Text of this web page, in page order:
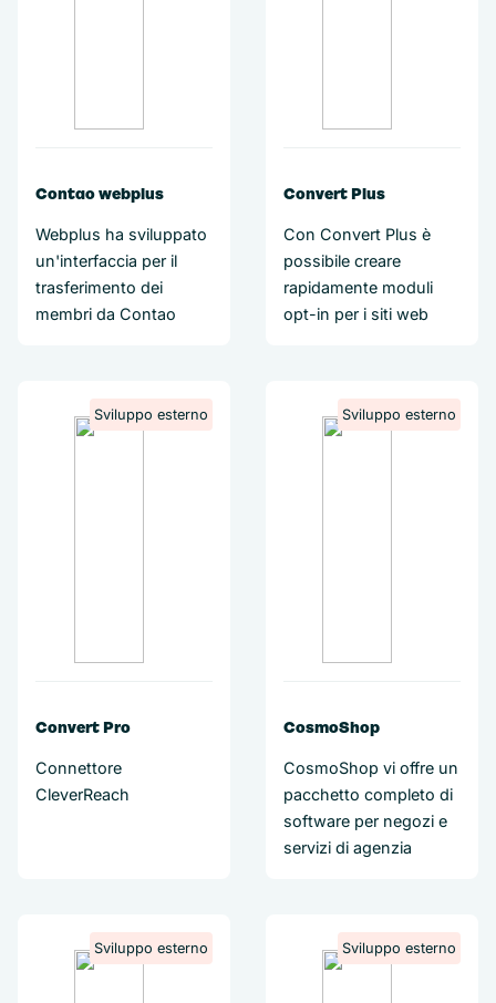
Contao webplus
Webplus ha sviluppato
un'interfaccia per il
trasferimento dei
membri da Contao
Convert Plus
Con Convert Plus è
possibile creare
rapidamente moduli
opt-in per i siti web
Sviluppo esterno
Convert Pro
Connettore
CleverReach
Sviluppo esterno
CosmoShop
CosmoShop vi offre un
pacchetto completo di
software per negozi e
servizi di agenzia
Sviluppo esterno Sviluppo esterno